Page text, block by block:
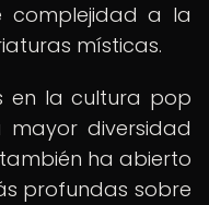
a la
místicas.
en la cultura pop
diversidad
ha abierto
profundas sobre